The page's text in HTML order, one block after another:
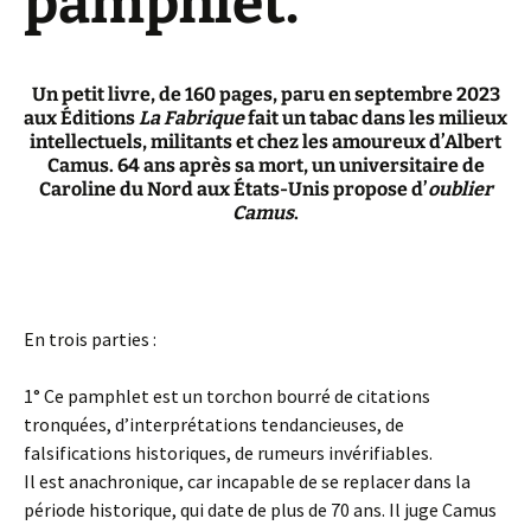
Un petit livre, de 160 pages, paru en septembre 2023
aux ÉditionsLa Fabriquefait un tabac dans les milieux
intellectuels, militants et chez les amoureux d’Albert
Camus. 64 ans après sa mort, un universitaire de
Caroline du Nord aux États-Unis propose d’oublier
Camus.
En trois parties :
1° Ce pamphlet est un torchon bourré de citations
tronquées, d’interprétations tendancieuses, de
falsifications historiques, de rumeurs invérifiables.
Il est anachronique, car incapable de se replacer dans la
période historique, qui date de plus de 70 ans. Il juge Camus